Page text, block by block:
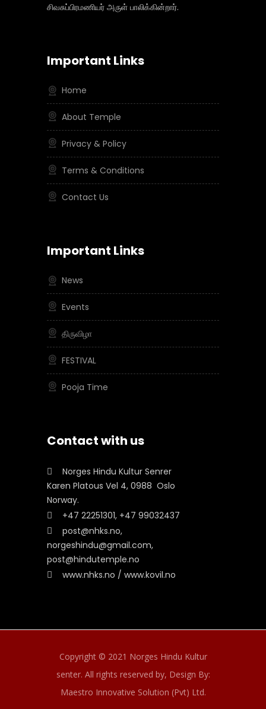
சிவசுப்பிரமணியர் அருள் பாலிக்கின்றார்.
Important Links
Home
About Temple
Privacy & Policy
Terms & Conditions
Contact Us
Important Links
News
Events
திருவிழா
FESTIVAL
Pooja Time
Contact with us
Norges Hindu Kultur Senrer
Karen Platous Vel 4, 0988 Oslo
Norway.
+47 22251301, +47 99032437
post@nhks.no,
norgeshindu@gmail.com,
post@hindutemple.no
www.nhks.no / www.kovil.no
Copyright © 2021 Norges Hindu Kultur
senter. All rights reserved by, Design By:
Maestro Innovative Solution (Pvt) Ltd.